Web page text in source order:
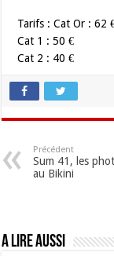
Tarifs : Cat Or : 62
Cat 1 : 50 €
Cat 2 : 40 €
Précédent
Sum 41, les
au Bikini
A lire aussi